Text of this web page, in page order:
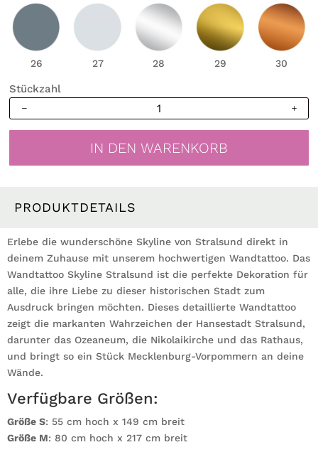
26 27 28 29 30
Stückzahl
Skyline
Wanddekoration
Heimatliebe
Menge
IN DEN WARENKORB
PRODUKTDETAILS
Erlebe die wunderschöne Skyline von Stralsund direkt in
deinem Zuhause mit unserem hochwertigen Wandtattoo. Das
Wandtattoo Skyline Stralsund ist die perfekte Dekoration für
alle, die ihre Liebe zu dieser historischen Stadt zum
Ausdruck bringen möchten. Dieses detaillierte Wandtattoo
zeigt die markanten Wahrzeichen der Hansestadt Stralsund,
darunter das Ozeaneum, die Nikolaikirche und das Rathaus,
und bringt so ein Stück Mecklenburg-Vorpommern an deine
Wände.
Verfügbare Größen:
Größe S: 55 cm hoch x 149 cm breit
Größe M: 80 cm hoch x 217 cm breit